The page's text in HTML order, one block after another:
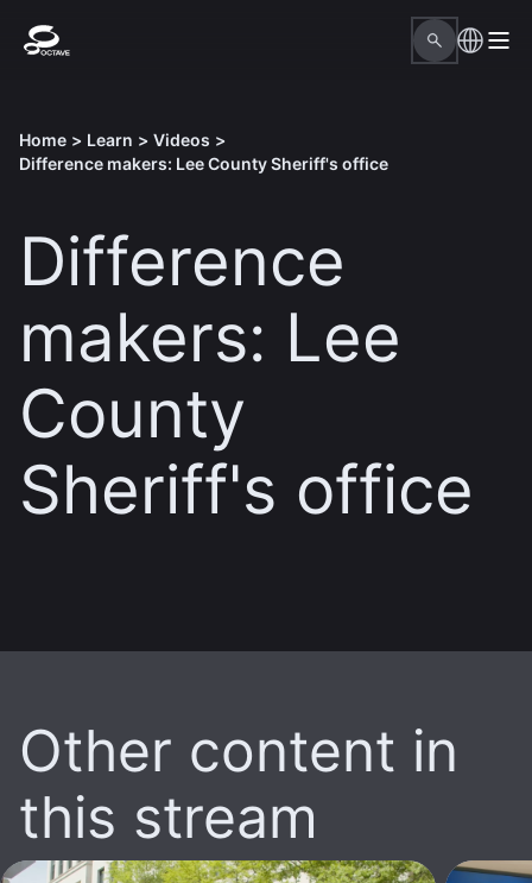
Home > Learn > Videos >
Difference makers: Lee County Sheriff's office
Difference
makers: Lee
County
Sheriff's office
Other content in
this stream